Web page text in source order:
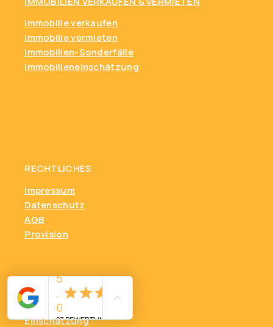
RECHTLICHES
Impressum
Datenschutz
AGB
Provision
Markt & Wissen
Einschätzung
Immobilie verkaufen
Immobilie vermieten
Immobilien-Sonderfälle
Immobilieneinschätzung